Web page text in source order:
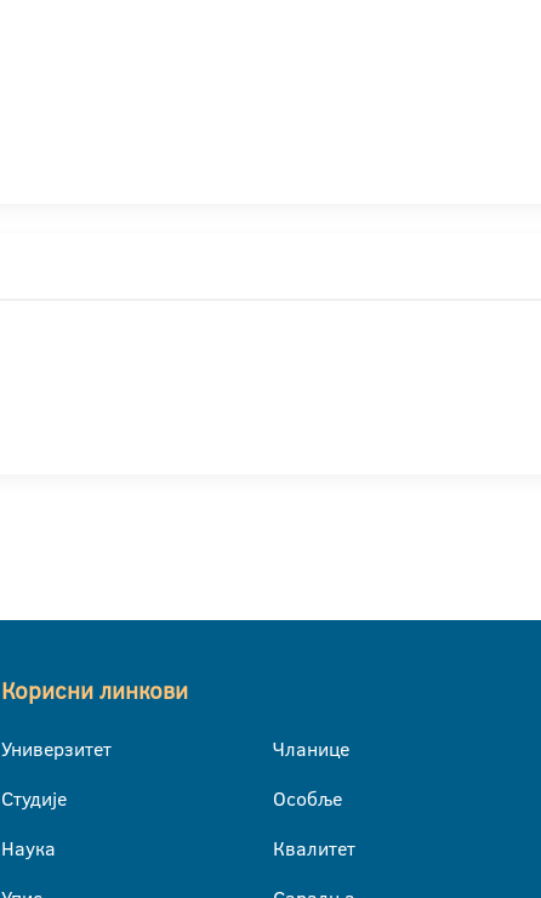
Корисни линкови
Универзитет
Студије
Наука
Чланице
Особље
Квалитет